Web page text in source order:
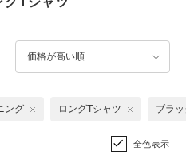
価格が高い順
ング ロングTシャツ ブラ
全色表示